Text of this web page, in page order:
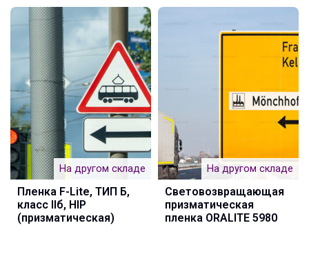
На другом складе
Пленка F-Lite, ТИП Б,
класс IIб, HIP
(призматическая)
На другом складе
Световозвращающая
призматическая
пленка ORALITE 5980